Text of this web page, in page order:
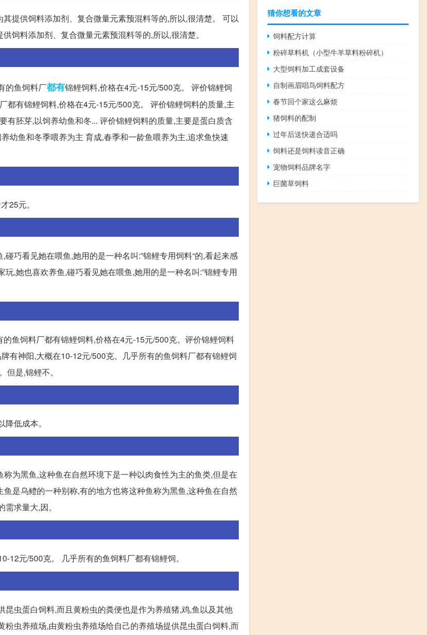
提供饲料添加剂、复合微量元素预混料等的,所以,很清楚。 可以
饲料添加剂、复合微量元素预混料等的,所以,很清楚。
的鱼饲料厂都有锦鲤饲料,价格在4元-15元/500克。 评价锦鲤饲
都有锦鲤饲料,价格在4元-15元/500克。 评价锦鲤饲料的质量,主
胚芽,以饲养幼鱼和冬... 评价锦鲤饲料的质量,主要是蛋白质含
幼鱼和冬季喂养为主 育成,春季和一龄鱼喂养为主,追求鱼快速
25元。
巧看见她在喂鱼,她用的是一种名叫:”锦鲤专用饲料“的,看起来感
,她也喜欢养鱼,碰巧看见她在喂鱼,她用的是一种名叫:”锦鲤专用
鱼饲料厂都有锦鲤饲料,价格在4元-15元/500克。评价锦鲤饲料
有神阳,大概在10-12元/500克。几乎所有的鱼饲料厂都有锦鲤饲
是,锦鲤不。
低成本。
为黑鱼,这种鱼在自然环境下是一种以肉食性为主的鱼类,但是在
是乌鳢的一种别称,有的地方也将这种鱼称为黑鱼,这种鱼在自然
求量大,因。
12元/500克。 几乎所有的鱼饲料厂都有锦鲤饲。
虫蛋白饲料,而且黄粉虫的粪便也是作为养殖猪,鸡,鱼以及其他
虫养殖场,由黄粉虫养殖场给自己的养殖场提供昆虫蛋白饲料,而
猜你想看的文章
饲料配方计算
粉碎草料机（小型牛羊草料粉碎机）
大型饲料加工成套设备
自制画眉唱鸟饲料配方
春节回个家这么麻烦
猪饲料的配制
过年后送快递合适吗
饲料还是饲料读音正确
宠物饲料品牌名字
巨菌草饲料